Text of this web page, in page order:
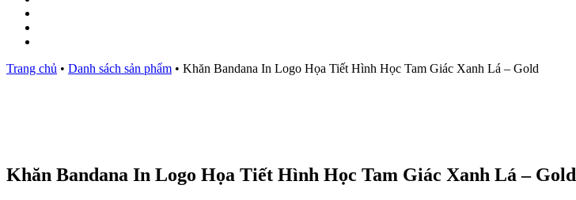
Trang chủ • Danh sách sản phẩm • Khăn Bandana In Logo Họa Tiết Hình Học Tam Giác Xanh Lá – Gold
Khăn Bandana In Logo Họa Tiết Hình Học Tam Giác Xanh Lá – Gold